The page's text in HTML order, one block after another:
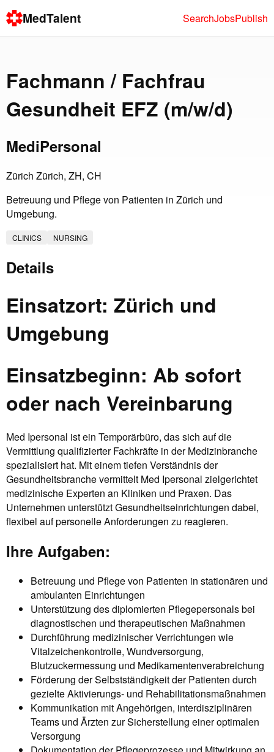
MedTalent SearchJobsPublish
Fachmann / Fachfrau
Gesundheit EFZ (m/w/d)
MediPersonal
Zürich Zürich, ZH, CH
Betreuung und Pflege von Patienten in Zürich und
Umgebung.
CLINICS NURSING
Details
Einsatzort: Zürich und
Umgebung
Einsatzbeginn: Ab sofort
oder nach Vereinbarung
Med Ipersonal ist ein Temporärbüro, das sich auf die
Vermittlung qualifizierter Fachkräfte in der Medizinbranche
spezialisiert hat. Mit einem tiefen Verständnis der
Gesundheitsbranche vermittelt Med Ipersonal zielgerichtet
medizinische Experten an Kliniken und Praxen. Das
Unternehmen unterstützt Gesundheitseinrichtungen dabei,
flexibel auf personelle Anforderungen zu reagieren.
Ihre Aufgaben:
Betreuung und Pflege von Patienten in stationären und
ambulanten Einrichtungen
Unterstützung des diplomierten Pflegepersonals bei
diagnostischen und therapeutischen Maßnahmen
Durchführung medizinischer Verrichtungen wie
Vitalzeichenkontrolle, Wundversorgung,
Blutzuckermessung und Medikamentenverabreichung
Förderung der Selbstständigkeit der Patienten durch
gezielte Aktivierungs- und Rehabilitationsmaßnahmen
Kommunikation mit Angehörigen, interdisziplinären
Teams und Ärzten zur Sicherstellung einer optimalen
Versorgung